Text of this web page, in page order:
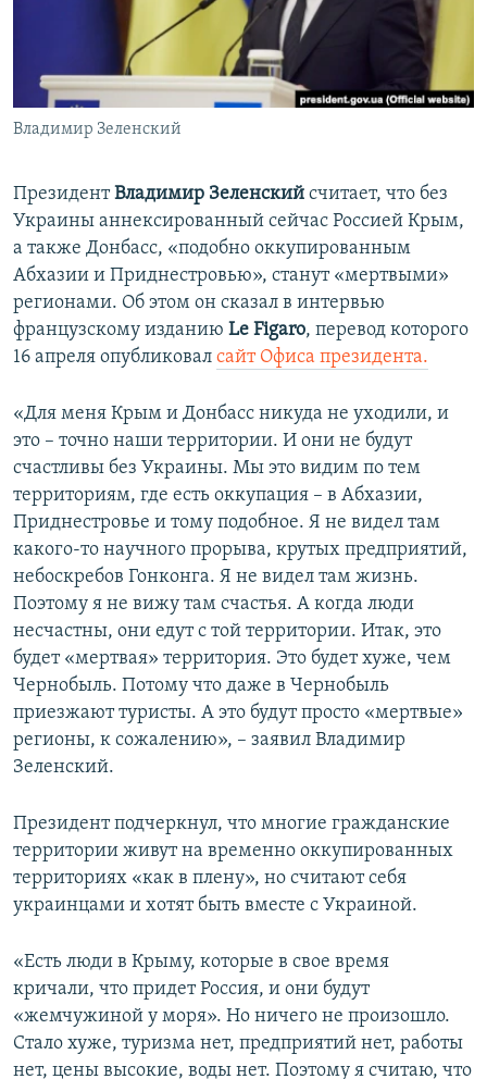
ПОБЕДИТЕЛЕЙ НЕ СУДЯТ?
КРЫМ.НЕПОКОРЕННЫЙ
ELIFBE
УКРАИНСКАЯ ПРОБЛЕМА КРЫМА
ПРИСОЕДИНЯЙТЕСЬ!
Владимир Зеленский
ПрезидентВладимир Зеленский считает, что без
Украины аннексированный сейчас Россией Крым,
а также Донбасс, «подобно оккупированным
Абхазии и Приднестровью», станут «мертвыми»
регионами. Об этом он сказал в интервью
французскому изданию Le Figaro, перевод которого
16 апреля опубликовал сайт Офиса президента.
«Для меня Крым и Донбасс никуда не уходили, и
это – точно наши территории. И они не будут
счастливы без Украины. Мы это видим по тем
территориям, где есть оккупация – в Абхазии,
Приднестровье и тому подобное. Я не видел там
какого-то научного прорыва, крутых предприятий,
небоскребов Гонконга. Я не видел там жизнь.
Поэтому я не вижу там счастья. А когда люди
несчастны, они едут с той территории. Итак, это
будет «мертвая» территория. Это будет хуже, чем
Чернобыль. Потому что даже в Чернобыль
приезжают туристы. А это будут просто «мертвые»
регионы, к сожалению», – заявил Владимир
Зеленский.
Президент подчеркнул, что многие гражданские
территории живут на временно оккупированных
территориях «как в плену», но считают себя
украинцами и хотят быть вместе с Украиной.
«Есть люди в Крыму, которые в свое время
кричали, что придет Россия, и они будут
«жемчужиной у моря». Но ничего не произошло.
Стало хуже, туризма нет, предприятий нет, работы
нет, цены высокие, воды нет. Поэтому я считаю, что